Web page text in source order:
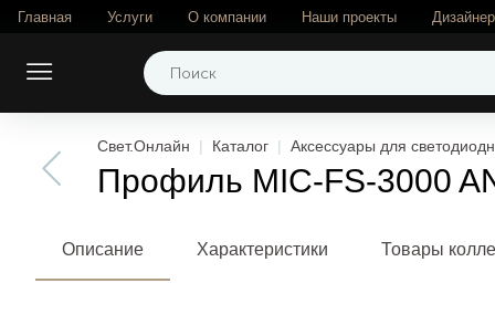
Главная Услуги О компании Наши проекты
Свет.Онлайн Каталог Аксессуары для
Профиль MIC-FS-3000
Описание Характеристики Товары